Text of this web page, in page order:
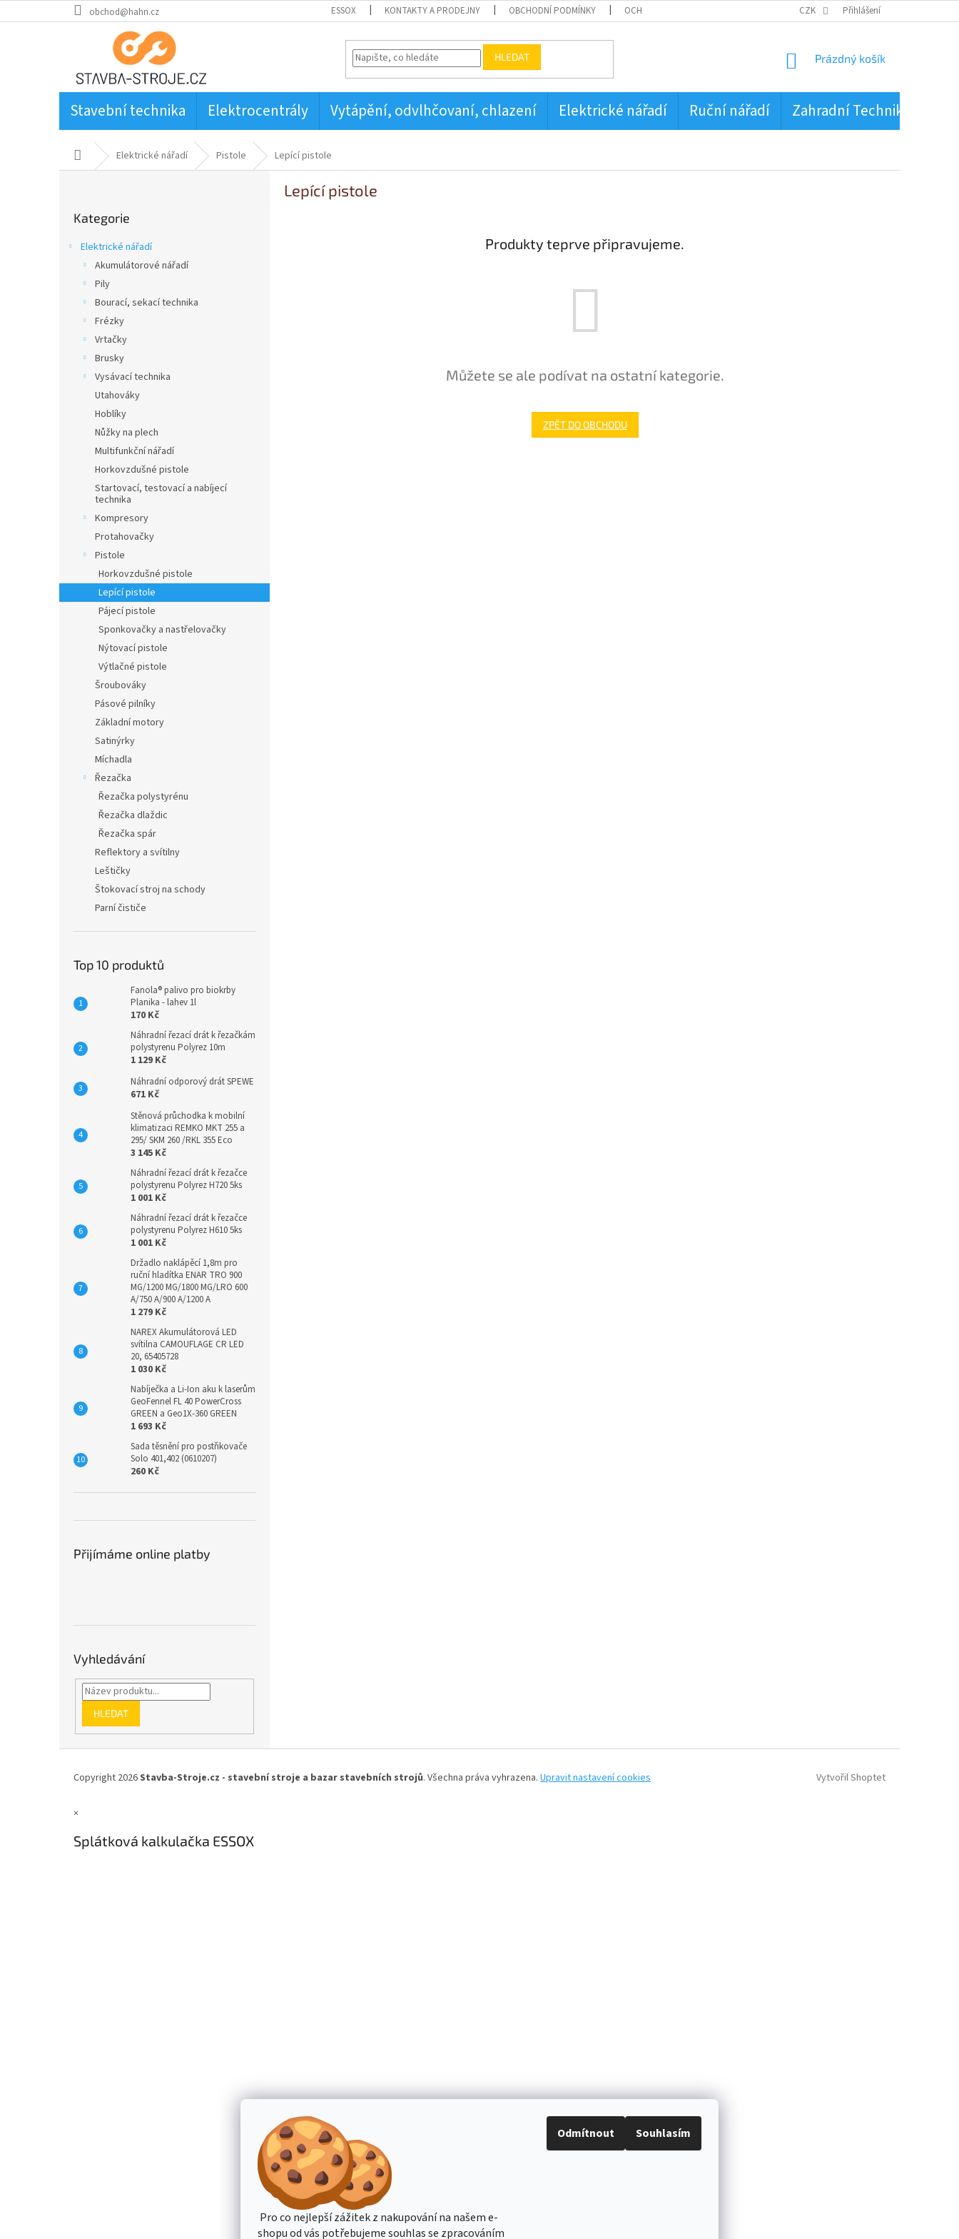
Pro co nejlepší zážitek z nakupování na našem e-
shopu od vás potřebujeme souhlas se zpracováním
Odmítnout Souhlasím
na
obchod@hahn.cz ESSOX KONTAKTY A PRODEJNY OBCHODNÍ PODMÍNKY OCHRANA OSOBNÍCH ÚDAJŮ CZK Přihlášení
HLEDAT
NÁKUPNÍ
Prázdný košík
Stavební technika Elektrocentrály Vytápění, odvlhčovaní, chlazení Elektrické nářadí Ruční nářadí Zahradní Technika
Domů Elektrické nářadí Pistole Lepící pistole
kategorie
Kategorie
Elektrické nářadí
Akumulátorové nářadí
Pily
Bourací, sekací technika
Frézky
Vrtačky
Brusky
Vysávací technika
Utahováky
Hoblíky
Nůžky na plech
Multifunkční nářadí
Horkovzdušné pistole
Startovací, testovací a nabíjecí
technika
Kompresory
Protahovačky
Pistole
Horkovzdušné pistole
Lepící pistole
Pájecí pistole
Sponkovačky a nastřelovačky
Nýtovací pistole
Výtlačné pistole
Šroubováky
Pásové pilníky
Základní motory
Satinýrky
Míchadla
Řezačka
Řezačka polystyrénu
Řezačka dlaždic
Řezačka spár
Reflektory a svítilny
Leštičky
Štokovací stroj na schody
Parní čističe
Top 10 produktů
Fanola® palivo pro biokrby
Planika - lahev 1l
170 Kč
Náhradní řezací drát k řezačkám
polystyrenu Polyrez 10m
1 129 Kč
Náhradní odporový drát SPEWE
671 Kč
Stěnová průchodka k mobilní
klimatizaci REMKO MKT 255 a
295/ SKM 260 /RKL 355 Eco
3 145 Kč
Náhradní řezací drát k řezačce
polystyrenu Polyrez H720 5ks
1 001 Kč
Náhradní řezací drát k řezačce
polystyrenu Polyrez H610 5ks
1 001 Kč
Držadlo naklápěcí 1,8m pro
ruční hladítka ENAR TRO 900
MG/1200 MG/1800 MG/LRO 600
A/750 A/900 A/1200 A
1 279 Kč
NAREX Akumulátorová LED
svítilna CAMOUFLAGE CR LED
20, 65405728
1 030 Kč
Nabíječka a Li-Ion aku k laserům
GeoFennel FL 40 PowerCross
GREEN a Geo1X-360 GREEN
1 693 Kč
Sada těsnění pro postřikovače
Solo 401,402 (0610207)
260 Kč
Přijímáme online platby
Vyhledávání
HLEDAT
Lepící pistole
Produkty teprve připravujeme.
Můžete se ale podívat na ostatní kategorie.
ZPĚT DO OBCHODU
Vytvořil Shoptet
Copyright 2026Stavba-Stroje.cz - stavební stroje a bazar stavebních strojů. Všechna práva vyhrazena. Upravit nastavení cookies
×
Splátková kalkulačka ESSOX